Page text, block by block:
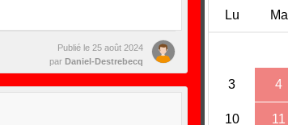
Publié le 25 août 2024
par Daniel-Destrebecq
Lu Ma
3 4
10 11